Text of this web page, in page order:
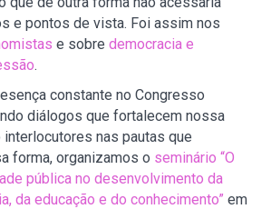
e pontos de vista. Foi assim nos
e sobre democracia e
.
constante no Congresso
diálogos que fortalecem nossa
nas pautas que
forma, organizamos o seminário “O
pública no desenvolvimento da
da educação e do conhecimento” em